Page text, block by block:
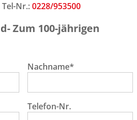
Nr.:0228/953500
Zum 100-jährigen
Nachname*
Telefon-Nr.